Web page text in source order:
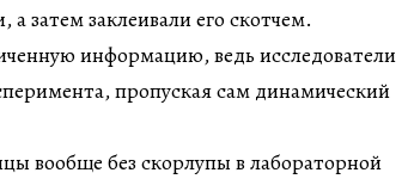
затем заклеивали его скотчем.
информацию, ведь исследователи
пропуская сам динамический
вообще без скорлупы в лабораторной